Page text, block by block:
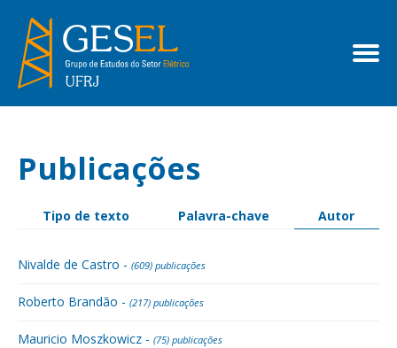
Publicações
Tipo de texto Palavra-chave Autor
Nivalde de Castro - (609) publicações
Roberto Brandão - (217) publicações
Mauricio Moszkowicz - (75) publicações